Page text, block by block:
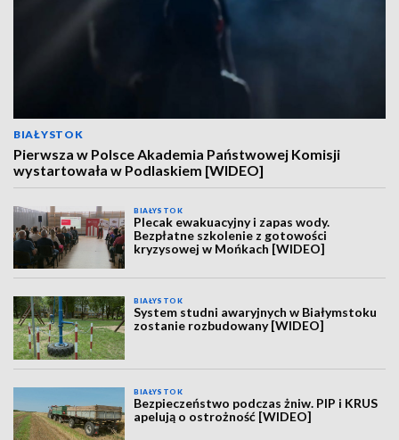
BIAŁYSTOK
Pierwsza w Polsce Akademia Państwowej Komisji
wystartowała w Podlaskiem [WIDEO]
BIAŁYSTOK
Plecak ewakuacyjny i zapas wody.
Bezpłatne szkolenie z gotowości
kryzysowej w Mońkach [WIDEO]
BIAŁYSTOK
System studni awaryjnych w Białymstoku
zostanie rozbudowany [WIDEO]
BIAŁYSTOK
Bezpieczeństwo podczas żniw. PIP i KRUS
apelują o ostrożność [WIDEO]